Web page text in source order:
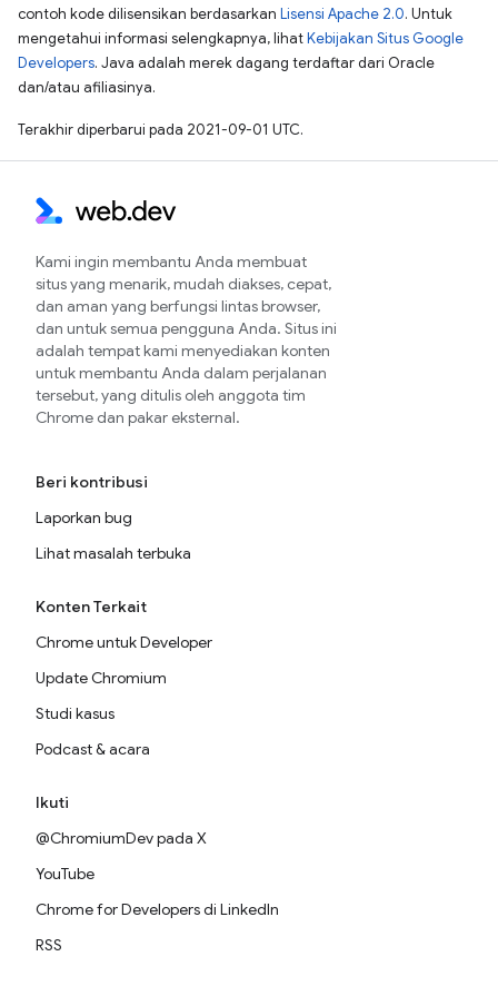
contoh kode dilisensikan berdasarkan Lisensi Apache 2.0. Untuk
mengetahui informasi selengkapnya, lihatKebijakan Situs Google
Developers. Java adalah merek dagang terdaftar dari Oracle
dan/atau afiliasinya.
Terakhir diperbarui pada 2021-09-01 UTC.
Kami ingin membantu Anda membuat
situs yang menarik, mudah diakses, cepat,
dan aman yang berfungsi lintas browser,
dan untuk semua pengguna Anda. Situs ini
adalah tempat kami menyediakan konten
untuk membantu Anda dalam perjalanan
tersebut, yang ditulis oleh anggota tim
Chrome dan pakar eksternal.
Beri kontribusi
Laporkan bug
Lihat masalah terbuka
Konten Terkait
Chrome untuk Developer
Update Chromium
Studi kasus
Podcast & acara
Ikuti
@ChromiumDev pada X
YouTube
Chrome for Developers di LinkedIn
RSS